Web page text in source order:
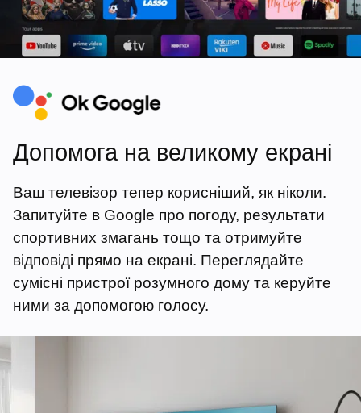
Допомога на великому екрані
Ваш телевізор тепер корисніший, як ніколи.
Запитуйте в Google про погоду, результати
спортивних змагань тощо та отримуйте
відповіді прямо на екрані. Переглядайте
сумісні пристрої розумного дому та керуйте
ними за допомогою голосу.